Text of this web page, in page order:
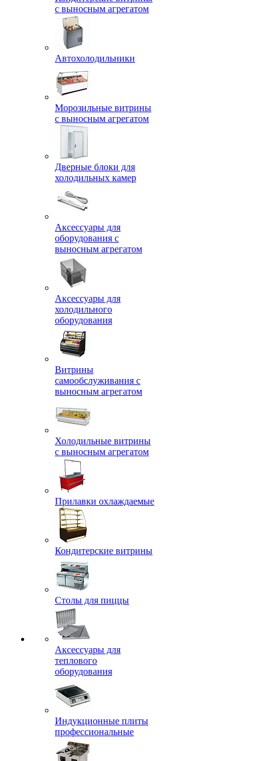
с выносным агрегатом
Автохолодильники
Морозильные витрины
с выносным агрегатом
Дверные блоки для
холодильных камер
Аксессуары для
оборудования с
выносным агрегатом
Аксессуары для
холодильного
оборудования
Витрины
самообслуживания с
выносным агрегатом
Холодильные витрины
с выносным агрегатом
Прилавки охлаждаемые
Кондитерские витрины
Столы для пиццы
Аксессуары для
теплового
оборудования
Индукционные плиты
профессиональные